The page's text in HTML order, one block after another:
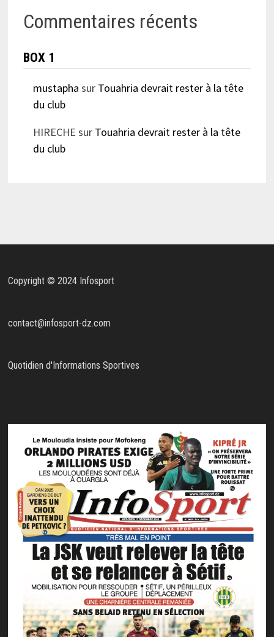
Commentaires récents
BOX 1
mustapha sur Touahria devrait rester à la tête
du club
HIRECHE sur Touahria devrait rester à la tête
du club
Copyright © 2024 Infosport
contact@infosport-dz.com
Quotidien d'Informations Sportives